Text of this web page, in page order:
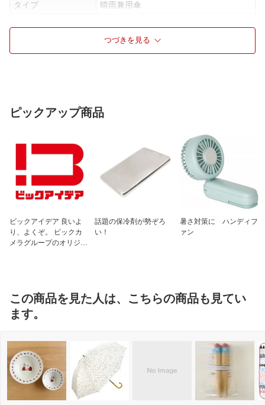
タイプ
晴雨兼用傘
[全長]:約69cm、[直径]約86cm
[持ち手の長さ]:約14cm、[持ち手の太
つづきを見る
ピックアップ商品
ビックアイデア 良いよ
り、よくぞ。 ビックカ
メラグループのオリジナ
話題の保冷剤が勢ぞろ
い！
暑さ対策に ハンディフ
ァン
この商品を見た人は、こちらの商品も見てい
ます。